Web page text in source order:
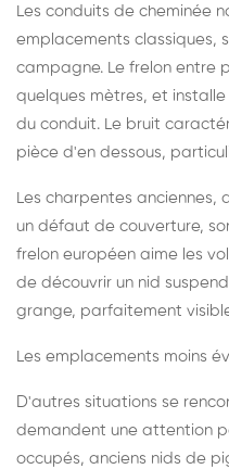
Les conduits de cheminée
emplacements classiques,
campagne. Le frelon entre
quelques mètres, et
du conduit. Le bruit
pièce d'en dessous,
Les charpentes anciennes,
un défaut de couverture,
frelon européen aime les
de découvrir un nid
grange, parfaitement
Les emplacements moins
D'autres situations se
demandent une attention
occupés, anciens nids de